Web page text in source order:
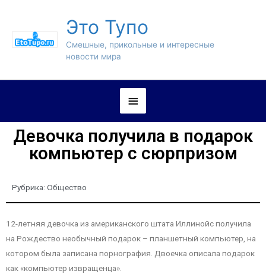
Это Тупо
Смешные, прикольные и интересные
новости мира
Девочка получила в подарок
компьютер с сюрпризом
Рубрика: Общество
12-летняя девочка из американского штата Иллинойс получила
на Рождество необычный подарок – планшетный компьютер, на
котором была записана порнография. Двоечка описала подарок
как «компьютер извращенца».